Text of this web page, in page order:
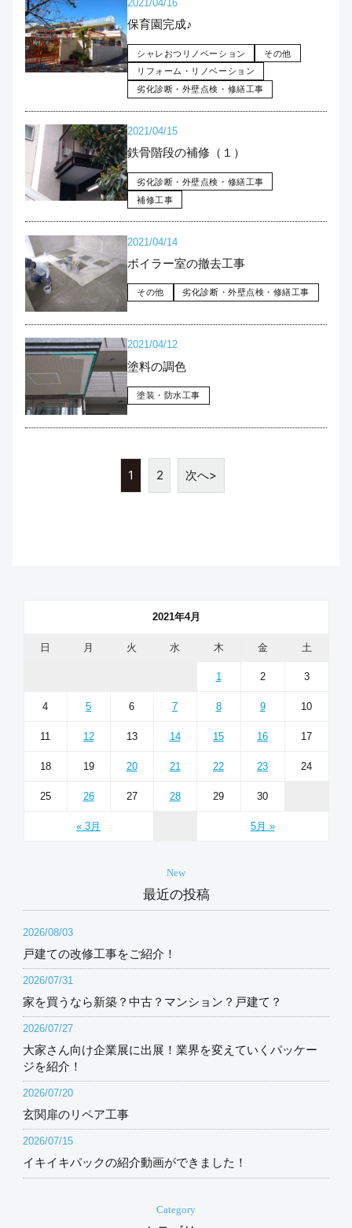
2021/04/16
保育園完成♪
シャレおつリノベーション
その他
リフォーム・リノベーション
劣化診断・外壁点検・修繕工事
2021/04/15
鉄骨階段の補修（１）
劣化診断・外壁点検・修繕工事
補修工事
2021/04/14
ボイラー室の撤去工事
その他 劣化診断・外壁点検・修繕工事
2021/04/12
塗料の調色
塗装・防水工事
1 2 次へ>
2021年4月
日 月 火 水 木 金 土
« 3月 5月 »
1 2 3
4 5 6 7 8 9 10
11 12 13 14 15 16 17
18 19 20 21 22 23 24
25 26 27 28 29 30
New
最近の投稿
2026/08/03
戸建ての改修工事をご紹介！
2026/07/31
家を買うなら新築？中古？マンション？戸建て？
2026/07/27
大家さん向け企業展に出展！業界を変えていくパッケー
ジを紹介！
2026/07/20
玄関扉のリペア工事
2026/07/15
イキイキパックの紹介動画ができました！
Category